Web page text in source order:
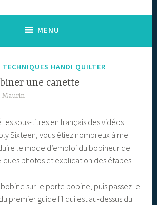
MENU
TECHNIQUES HANDI QUILTER
une canette
Maurin
les sous-titres en français des vidéos
Sixteen, vous étiez nombreux à me
le mode d’emploi du bobineur de
photos et explication des étapes.
sur le porte bobine, puis passez le
premier guide fil qui est au-dessus du